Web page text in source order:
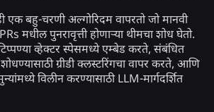
एक बहु-चरणी अल्गोरिदम वापरतो जो मानवी
मधील पुनरावृत्ती होणाऱ्या थीमचा शोध घेतो.
व्हेक्टर स्पेसमध्ये एम्बेड करते, संबंधित
शोधण्यासाठी ग्रीडी क्लस्टरिंगचा वापर करते, आणि
विलीन करण्यासाठी LLM-मार्गदर्शित